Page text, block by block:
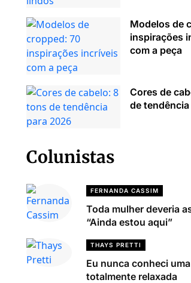
Modelos de
inspirações
com a peça
Cores de
de
Colunistas
FERNANDA CASSIM
Toda mulher deveria
“Ainda estou aqui”
THAYS PRETTI
Eu nunca conheci
totalmente relaxada